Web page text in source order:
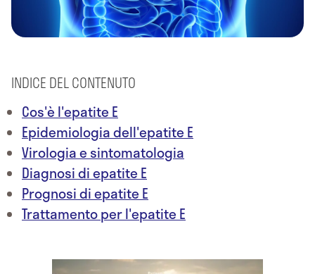
INDICE DEL CONTENUTO
Cos'è l'epatite E
Epidemiologia dell'epatite E
Virologia e sintomatologia
Diagnosi di epatite E
Prognosi di epatite E
Trattamento per l'epatite E